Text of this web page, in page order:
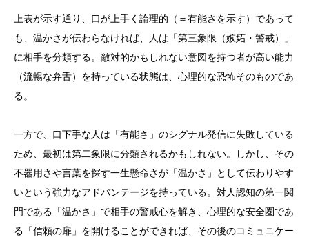
上表が示す通り、口が上手く論理的（＝有能さを示す）であって
も、温かさが伝わらなければ、人は「第三象限（嫉妬・警戒）」
に相手を分類する。敵対的かもしれない意図を持つ者が高い能力
（流暢な弁舌）を持っている状態は、心理的な恐怖そのものであ
る。
一方で、口下手な人は「有能さ」のシグナル発信に失敗している
ため、最初は第二象限に分類されるかもしれない。しかし、その
不器用さや言葉を探す一生懸命さが「温かさ」として伝わりやす
いという強力なアドバンテージを持っている。対人認知の第一関
門である「温かさ」で相手の警戒心を解き、心理的な安全圏であ
る「信頼の扉」を開けることができれば、その後のコミュニケー